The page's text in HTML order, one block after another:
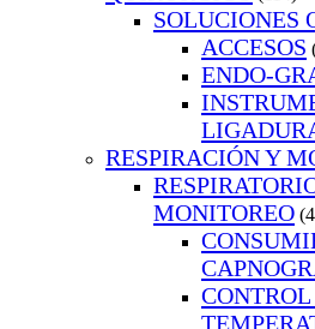
SOLUCIONES
ACCESOS
ENDO-
RESPIRACIÓN Y
MONITOREO